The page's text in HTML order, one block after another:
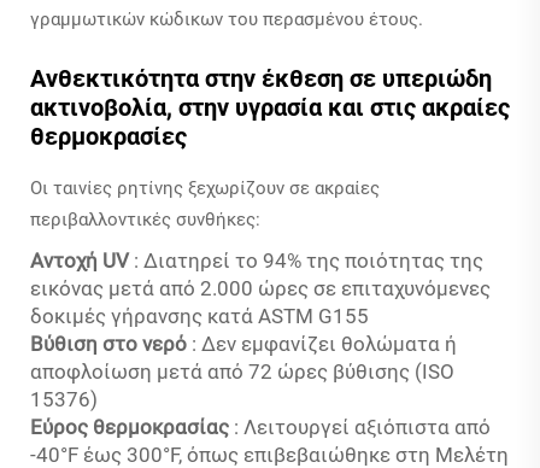
γραμμωτικών κώδικων του περασμένου έτους.
Ανθεκτικότητα στην έκθεση σε υπεριώδη
ακτινοβολία, στην υγρασία και στις ακραίες
θερμοκρασίες
Οι ταινίες ρητίνης ξεχωρίζουν σε ακραίες
περιβαλλοντικές συνθήκες:
Αντοχή UV : Διατηρεί το 94% της ποιότητας της
εικόνας μετά από 2.000 ώρες σε επιταχυνόμενες
δοκιμές γήρανσης κατά ASTM G155
Βύθιση στο νερό : Δεν εμφανίζει θολώματα ή
αποφλοίωση μετά από 72 ώρες βύθισης (ISO
15376)
Εύρος θερμοκρασίας : Λειτουργεί αξιόπιστα από
-40°F έως 300°F, όπως επιβεβαιώθηκε στη Μελέτη